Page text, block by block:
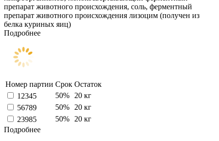
препарат животного происхождения, соль, ферментный
препарат животного происхождения лизоцим (получен из
белка куриных яиц)
Подробнее
Номер партии Срок Остаток
12345
50%
20 кг
56789
50%
20 кг
23985
50%
20 кг
Подробнее